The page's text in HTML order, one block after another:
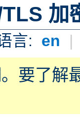
加
言: en |
要了解